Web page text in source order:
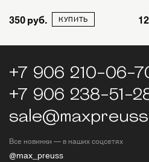
350 КУПИТЬ
+7 906 210-06-
+7 906 238-51-
Все новинки — в наших соцсетях
@max_preuss